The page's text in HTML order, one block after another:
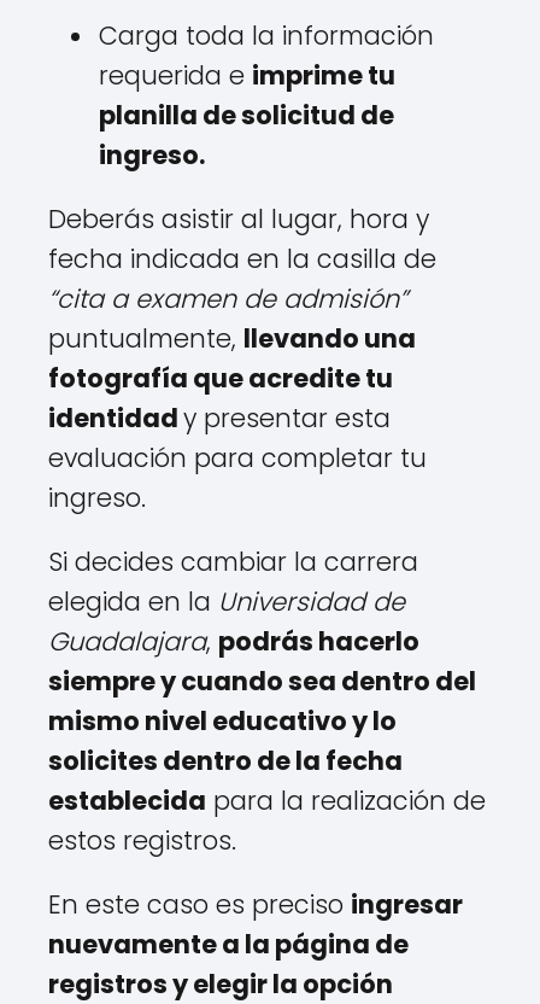
Carga toda la información
requerida e imprime tu
planilla de solicitud de
ingreso.
Deberás asistir al lugar, hora y
fecha indicada en la casilla de
“cita a examen de admisión”
puntualmente, llevando una
fotografía que acredite tu
identidady presentar esta
evaluación para completar tu
ingreso.
Si decides cambiar la carrera
elegida en la Universidad de
Guadalajara, podrás hacerlo
siempre y cuando sea dentro del
mismo nivel educativo y lo
solicites dentro de la fecha
establecida para la realización de
estos registros.
En este caso es preciso ingresar
nuevamente a la página de
registros y elegir la opción